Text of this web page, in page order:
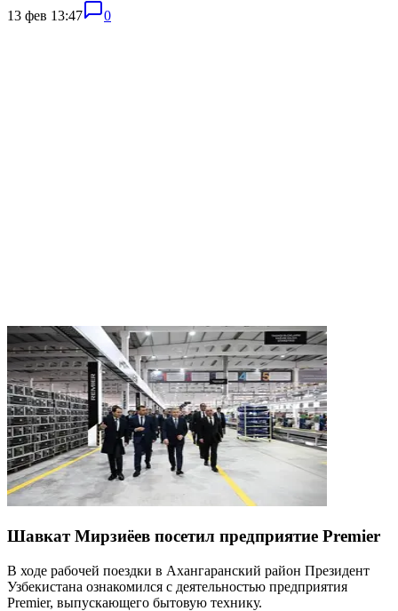
13 фев 13:47 0
Шавкат Мирзиёев посетил предприятие Premier
В ходе рабочей поездки в Ахангаранский район Президент
Узбекистана ознакомился с деятельностью предприятия
Premier, выпускающего бытовую технику.